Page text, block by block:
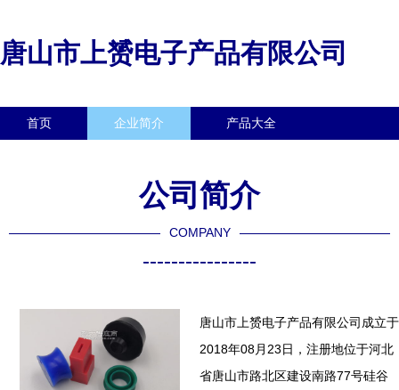
唐山市上赟电子产品有限公司
首页 企业简介 产品大全
公司简介
COMPANY
----------------
唐山市上赟电子产品有限公司成立于
2018年08月23日，注册地位于河北
省唐山市路北区建设南路77号硅谷